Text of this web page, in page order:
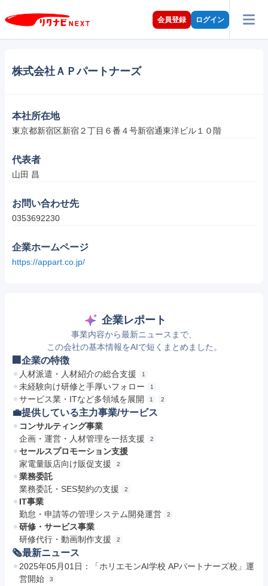
会員登録 ログイン
株式会社ＡＰパートナーズ
本社所在地
東京都新宿区新宿２丁目６番４号新宿通東洋ビル１０階
代表者
山田 昌
お問い合わせ先
0353692230
企業ホームページ
https://appart.co.jp/
企業レポート
事業内容から最新ニュースまで、
この会社の基本情報をAIで短くまとめました。
🏢企業の特徴
人材派遣・人材紹介の総合支援 1
未経験向け研修と手厚いフォロー 1
サービス業・ITなど多領域を展開 1 2
💼提供している主力事業/サービス
コンサルティング事業
企画・運営・人材管理を一括支援
2
セールスプロモーション支援
家電量販店向け販促支援
2
業務委託
業務委託・SES契約の支援
2
IT事業
勤怠・申請等の管理システム開発運営
2
研修・サービス事業
研修代行・動画制作支援
2
🗞最新ニュース
2025年05月01日：「ホリエモンAI学校 APパートナーズ校」運
営開始
3